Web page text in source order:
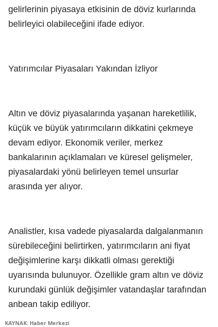
gelirlerinin piyasaya etkisinin de döviz kurlarında
belirleyici olabileceğini ifade ediyor.
Yatırımcılar Piyasaları Yakından İzliyor
Altın ve döviz piyasalarında yaşanan hareketlilik,
küçük ve büyük yatırımcıların dikkatini çekmeye
devam ediyor. Ekonomik veriler, merkez
bankalarının açıklamaları ve küresel gelişmeler,
piyasalardaki yönü belirleyen temel unsurlar
arasında yer alıyor.
Analistler, kısa vadede piyasalarda dalgalanmanın
sürebileceğini belirtirken, yatırımcıların ani fiyat
değişimlerine karşı dikkatli olması gerektiği
uyarısında bulunuyor. Özellikle gram altın ve döviz
kurundaki günlük değişimler vatandaşlar tarafından
anbean takip ediliyor.
KAYNAK: Haber Merkezi